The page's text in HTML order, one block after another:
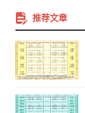
推荐文章